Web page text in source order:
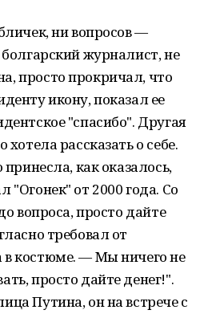
ни вопросов —
журналист, не
просто прокричал, что
икону, показал ее
"спасибо". Другая
рассказать о себе.
как оказалось,
"Огонек" от 2000 года. Со
вопроса, просто дайте
требовал от
костюме. — Мы ничего не
просто дайте денег!".
Путина, он на встрече с